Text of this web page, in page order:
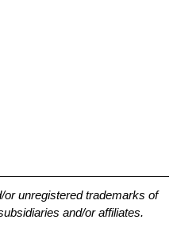
unregistered trademarks of
and/or affiliates.